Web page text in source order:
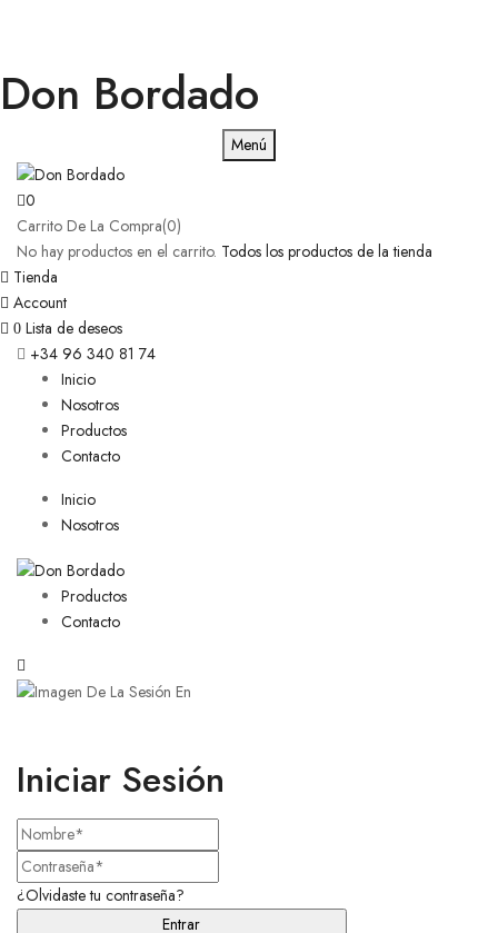
Don Bordado
Menú
0
Carrito De La Compra(0)
No hay productos en el carrito. Todos los productos de la tienda
Tienda
Account
0 Lista de deseos
+34 96 340 81 74
Inicio
Nosotros
Productos
Contacto
Inicio
Nosotros
Productos
Contacto
Iniciar Sesión
¿Olvidaste tu contraseña?